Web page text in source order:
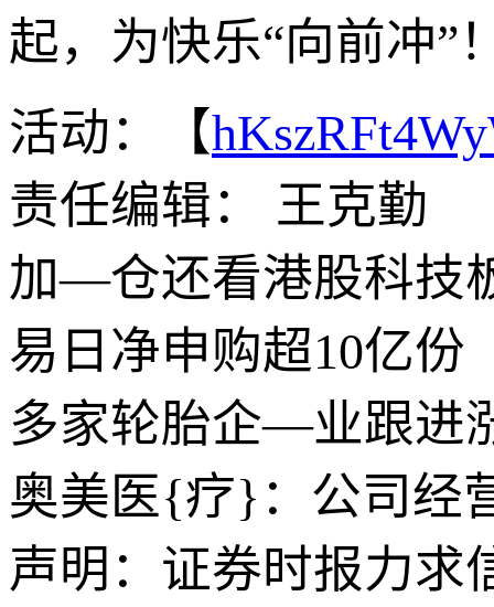
起，为快乐“向前冲”
活动：【
责任编辑： 王克勤
加—仓还看港股科技
易日净申购超10亿份
多家轮胎企—业跟进
奥美医{疗}：公司经
声明：证券时报力求